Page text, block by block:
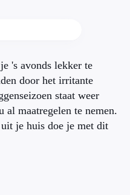
's avonds lekker te
door het irritante
staat weer
al maatregelen te nemen.
je huis doe je met dit